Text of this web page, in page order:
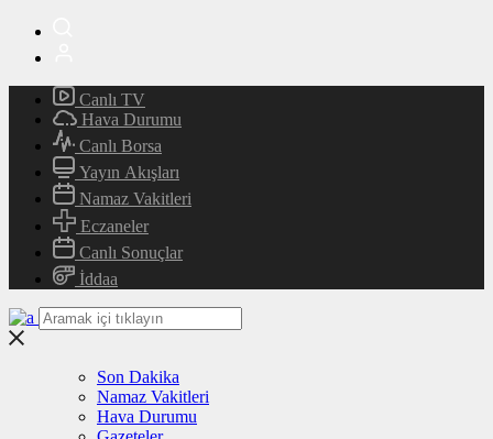
Canlı TV
Hava Durumu
Canlı Borsa
Yayın Akışları
Namaz Vakitleri
Eczaneler
Canlı Sonuçlar
İddaa
Son Dakika
Namaz Vakitleri
Hava Durumu